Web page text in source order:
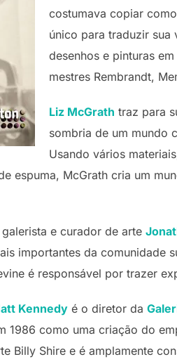
costumava copiar
único para traduzir sua
desenhos e pinturas
mestres Rembrandt,
Liz McGrath traz para
sombria de um mundo
Usando vários
espuma, McGrath cria um
galerista e curador de arte
importantes da comunidade
é responsável por trazer
Kennedy é o diretor da
1986 como uma criação do
Billy Shire e é amplamente